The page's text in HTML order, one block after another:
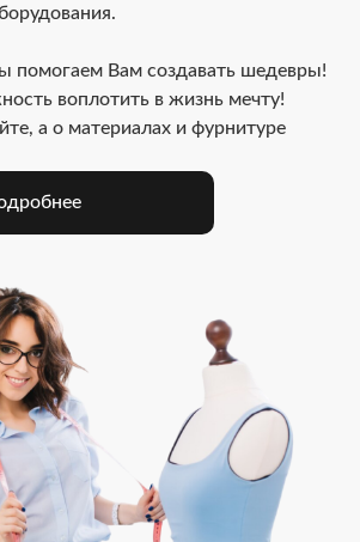
помогаем Вам создавать шедевры!
воплотить в жизнь мечту!
а о материалах и фурнитуре